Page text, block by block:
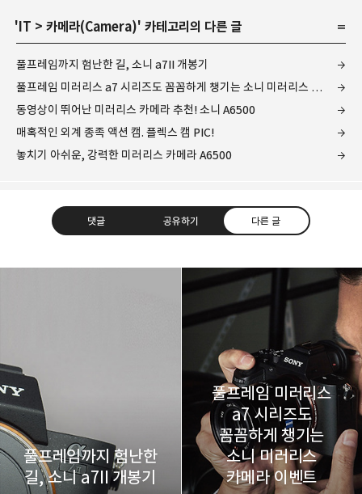
' IT > 카메라(Camera)' 카테고리의 다른 글
풀프레임까지 험난한 길, 소니 a7II 개봉기
풀프레임 미러리스 a7 시리즈도 꼼꼼하게 챙기는 소니 미러리스 카메라 이벤트
동영상이 뛰어난 미러리스 카메라 추천! 소니 A6500
매혹적인 외계 종족 액션 캠. 플렉스 캠 PIC!
놓치기 아쉬운, 강력한 미러리스 카메라 A6500
댓글 공유하기 다른 글
다방면의 깊은 관심과 얕은 이해도를 갖춘 보편적
구독하기
라인 트위터
카카오스토리 밴드 네이버 블로그
풀프레임까지 험난한
길, 소니 a7II 개봉기
풀프레임 미러리스
a7 시리즈도
꼼꼼하게 챙기는
소니 미러리스
카메라 이벤트